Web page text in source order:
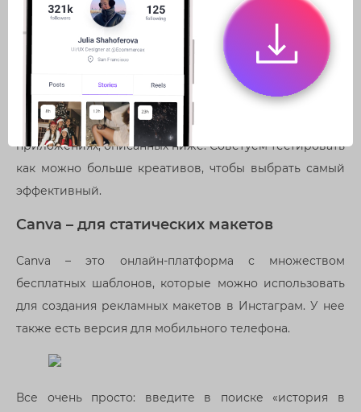
В таком случае читатель понимает, что ему нужно
сделать, увидев рекламный макет.
Приложения для создания
рекламы в Инстаграм
Шаблоны для рекламы в Инстаграм вы найдете в
приложениях, описанных ниже. Советуем тестировать
как можно больше креативов, чтобы выбрать самый
эффективный.
Canva – для статических макетов
Canva – это онлайн-платформа с множеством
бесплатных шаблонов, которые можно использовать
для создания рекламных макетов в Инстаграм. У нее
также есть версия для мобильного телефона.
Все очень просто: введите в поиске «история в